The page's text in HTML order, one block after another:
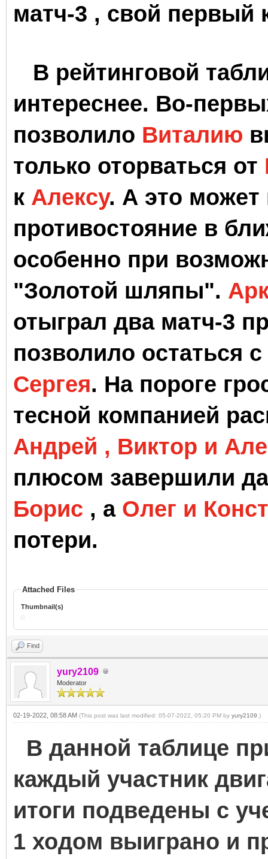
матч-3 , свой первый
В рейтинговой
интереснее. Во-
позволило Виталию
только оторваться от
к Алексу. А это может
противостояние в
особенно при
"Золотой шляпы".
отыграл два матч-3
позволило остаться
Сергея. На пороге
тесной компанией
Андрей , Виктор и
плюсом завершили
Борис , а Олег и
потери.
Attached Files
Thumbnail(s)
Find
yury2109
Moderator
02-19-2022, 08:58 AM (This post was last modified: 05-07-2022, 05:20 PM by yury2109 .)
В данной таблице
каждый участник
итоги подведены с
1 ходом выиграно и